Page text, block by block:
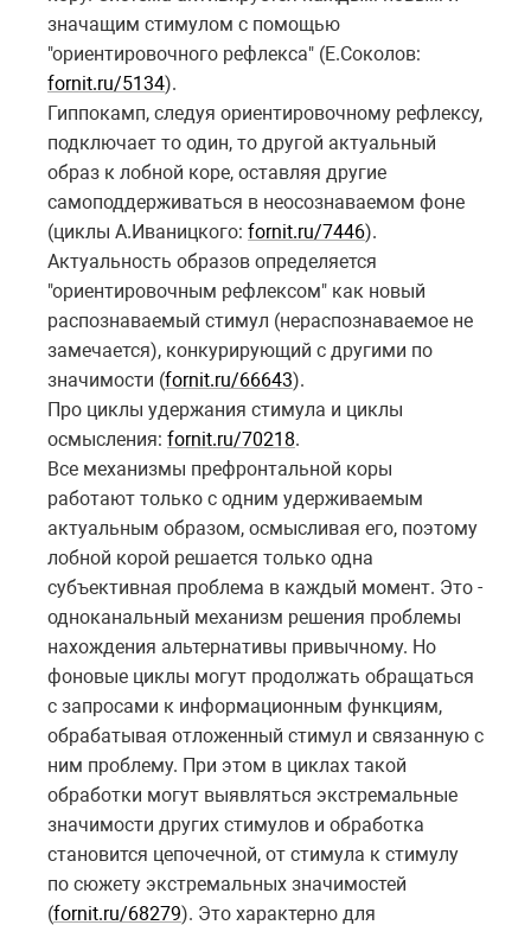
значащим стимулом с помощью
"ориентировочного рефлекса" (Е.Соколов:
fornit.ru/5134).
Гиппокамп, следуя ориентировочному рефлексу,
подключает то один, то другой актуальный
образ к лобной коре, оставляя другие
самоподдерживаться в неосознаваемом фоне
(циклы А.Иваницкого: fornit.ru/7446).
Актуальность образов определяется
"ориентировочным рефлексом" как новый
распознаваемый стимул (нераспознаваемое не
замечается), конкурирующий с другими по
значимости (fornit.ru/66643).
Про циклы удержания стимула и циклы
осмысления: fornit.ru/70218.
Все механизмы префронтальной коры
работают только с одним удерживаемым
актуальным образом, осмысливая его, поэтому
лобной корой решается только одна
субъективная проблема в каждый момент. Это -
одноканальный механизм решения проблемы
нахождения альтернативы привычному. Но
фоновые циклы могут продолжать обращаться
с запросами к информационным функциям,
обрабатывая отложенный стимул и связанную с
ним проблему. При этом в циклах такой
обработки могут выявляться экстремальные
значимости других стимулов и обработка
становится цепочечной, от стимула к стимулу
по сюжету экстремальных значимостей
(fornit.ru/68279). Это характерно для